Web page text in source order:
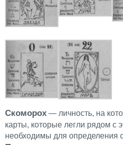
Скоморох — личность, на
карты, которые легли рядом с
необходимы для определения